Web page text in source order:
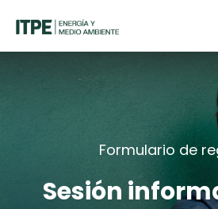
Formulario de
Sesión